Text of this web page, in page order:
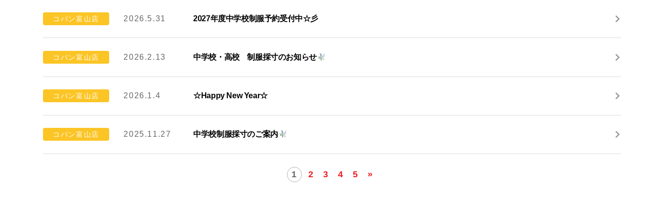
コパン富山店 2026.5.31 2027年度中学校制服予約受付中☆彡
コパン富山店 2026.2.13 中学校・高校 制服採寸のお知らせ
コパン富山店 2026.1.4 ☆Happy New Year☆
コパン富山店 2025.11.27 中学校制服採寸のご案内
1 2 3 4 5 »